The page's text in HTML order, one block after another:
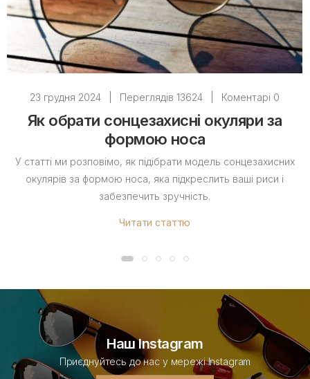
23 грудня 2024 Переглядів 13624 Коментарі 0
Як обрати сонцезахисні окуляри за
формою носа
У статті ми розповімо, як підібрати модель сонцезахисних
окулярів за формою носа, яка підкреслить ваші риси і
забезпечить зручність.
Читати статтю
Наш Instagram
Приєднуйтесь до нас у мережі Instagram